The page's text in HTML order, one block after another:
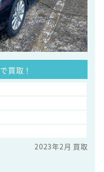
で買取！
2023年2月 買取